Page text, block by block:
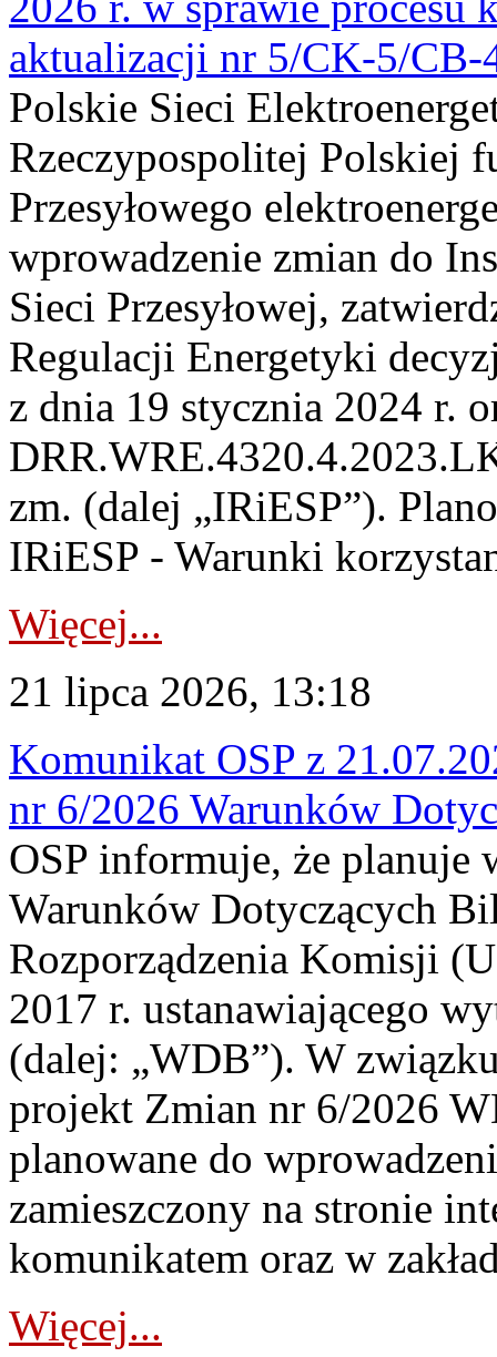
aktualizacji nr 5/CK-5/CB-
Polskie Sieci
Rzeczypospolitej Polskiej
Przesyłowego
wprowadzenie zmian do
Sieci Przesyłowej,
Regulacji Energetyki
z dnia 19 stycznia 2024 r.
zm. (dalej „IRiESP”).
IRiESP - Warunki
Więcej...
21 lipca 2026, 13:18
Komunikat OSP z
nr 6/2026 Warunków
OSP informuje, że planuje
Warunków Dotyczących
Rozporządzenia Komisji
2017 r. ustanawiającego
(dalej: „WDB”). W
projekt Zmian nr 6/2026
planowane do
zamieszczony na stronie
komunikatem oraz w
Więcej...